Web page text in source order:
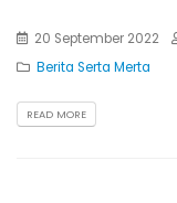
20 September 2022
Berita Serta Merta
READ MORE